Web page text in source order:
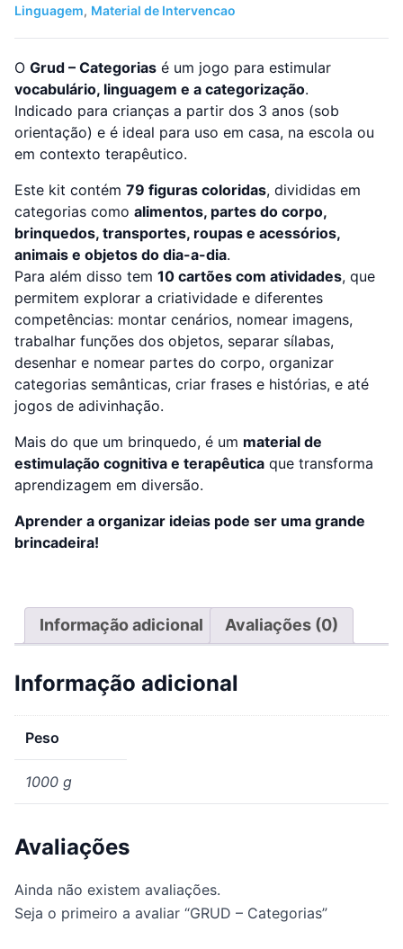
Linguagem, Material de Intervencao
O Grud – Categorias é um jogo para estimular
vocabulário, linguagem e a categorização.
Indicado para crianças a partir dos 3 anos (sob
orientação) e é ideal para uso em casa, na escola ou
em contexto terapêutico.
Este kit contém 79 figuras coloridas, divididas em
categorias como alimentos, partes do corpo,
brinquedos, transportes, roupas e acessórios,
animais e objetos do dia-a-dia.
Para além disso tem 10 cartões com atividades, que
permitem explorar a criatividade e diferentes
competências: montar cenários, nomear imagens,
trabalhar funções dos objetos, separar sílabas,
desenhar e nomear partes do corpo, organizar
categorias semânticas, criar frases e histórias, e até
jogos de adivinhação.
Mais do que um brinquedo, é um material de
estimulação cognitiva e terapêutica que transforma
aprendizagem em diversão.
Aprender a organizar ideias pode ser uma grande
brincadeira!
Informação adicional Avaliações (0)
Informação adicional
Peso
1000 g
Avaliações
Ainda não existem avaliações.
Seja o primeiro a avaliar “GRUD – Categorias”